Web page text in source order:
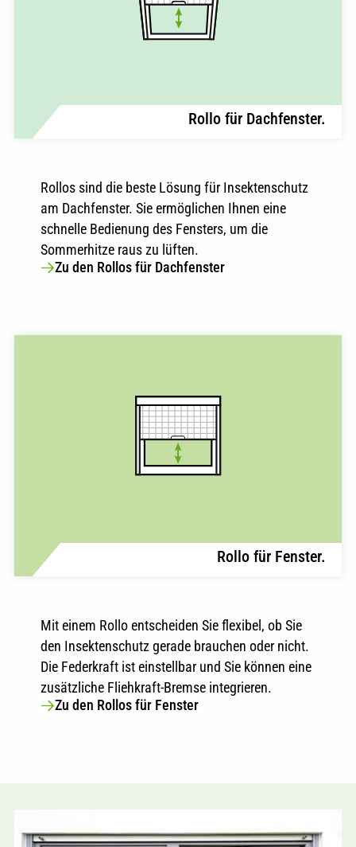
Rollo für Dachfenster.
Rollos sind die beste Lösung für Insektenschutz
am Dachfenster. Sie ermöglichen Ihnen eine
schnelle Bedienung des Fensters, um die
Sommerhitze raus zu lüften.
Zu den Rollos für Dachfenster
Rollo für Fenster.
Mit einem Rollo entscheiden Sie flexibel, ob Sie
den Insektenschutz gerade brauchen oder nicht.
Die Federkraft ist einstellbar und Sie können eine
zusätzliche Fliehkraft-Bremse integrieren.
Zu den Rollos für Fenster